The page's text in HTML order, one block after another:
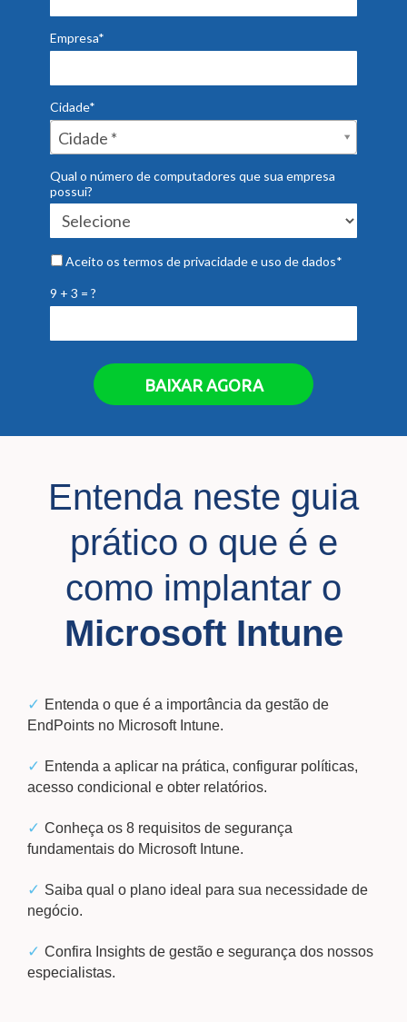
Empresa*
Cidade*
Cidade *
Cidade*
Qual o número de computadores que sua empresa
possui?
Aceito os termos de privacidade e uso de dados*
9 + 3 = ?
BAIXAR AGORA
Entenda neste guia
prático o que é e
como implantar o
Microsoft Intune
✓ Entenda o que é a importância da gestão de
EndPoints no Microsoft Intune.
✓ Entenda a aplicar na prática, configurar políticas,
acesso condicional e obter relatórios.
✓ Conheça os 8 requisitos de segurança
fundamentais do Microsoft Intune.
✓ Saiba qual o plano ideal para sua necessidade de
negócio.
✓ Confira Insights de gestão e segurança dos nossos
especialistas.